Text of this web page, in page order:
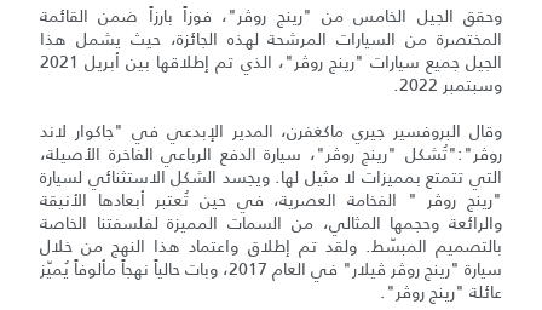
وحقق الجيل الخامس من "رينج روڤر"، فوزاً بارزاً ضمن القائمة
المختصرة من السيارات المرشحة لهذه الجائزة، حيث يشمل هذا
الجيل جميع سيارات "رينج روڤر"، الذي تم إطلاقها بين أبريل 2021
وسبتمبر 2022.
وقال البروفسير جيري ماكغفرن، المدير الإبدعي في "جاكوار لاند
روڤر":"تُشكل "رينج روڤر"، سيارة الدفع الرباعي الفاخرة الأصيلة،
التي تتمتع بمميزات لا مثيل لها. ويجسد الشكل الاستثنائي لسيارة
"رينج روڤر " الفخامة العصرية، في حين تُعتبر أبعادها الأنيقة
والرائعة وحجمها المثالي، من السمات المميزة لفلسفتنا الخاصة
بالتصميم المبسّط. ولقد تم إطلاق واعتماد هذا النهج من خلال
سيارة "رينج روڤر ڤيلار" في العام 2017، وبات حالياً نهجاً مألوفاً يُميّز
عائلة "رينج روڤر".